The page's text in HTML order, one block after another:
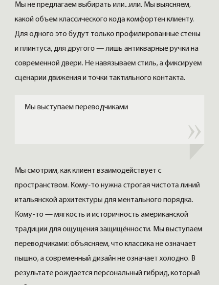
Мы не предлагаем выбирать или...или. Мы выясняем,
какой объем классического кода комфортен клиенту.
Для одного это будут только профилированные стены
и плинтуса, для другого — лишь антикварные ручки на
современной двери. Не навязываем стиль, а фиксируем
сценарии движения и точки тактильного контакта.
Мы выступаем переводчиками
Мы смотрим, как клиент взаимодействует с
пространством. Кому-то нужна строгая чистота линий
итальянской архитектуры для ментального порядка.
Кому-то — мягкость и историчность американской
традиции для ощущения защищённости. Мы выступаем
переводчиками: объясняем, что классика не означает
пышно, а современный дизайн не означает холодно. В
результате рождается персональный гибрид, который